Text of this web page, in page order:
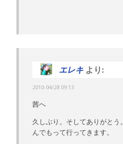
エレキ より:
2010-04/28 09:13
茜へ
久しぶり。そしてありがとう。
んでもって行ってきます。